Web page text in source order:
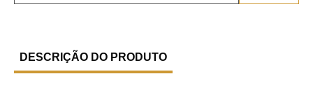
DESCRIÇÃO DO PRODUTO